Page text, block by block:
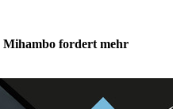
Mihambo fordert mehr